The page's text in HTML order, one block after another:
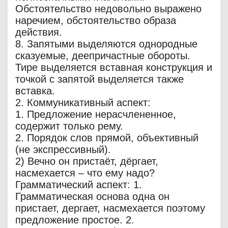
Обстоятельство недовольно выражено
наречием, обстоятельство образа
действия.
8. Запятыми выделяются однородные
сказуемые, деепричастные обороты.
Тире выделяется вставная конструкция и
точкой с запятой выделяется также
вставка.
2. Коммуникативный аспект:
1. Предложение нерасчлененное,
содержит только рему.
2. Порядок слов прямой, объективный
(не экспрессивный).
2) Вечно он пристаёт, дёргает,
насмехается – что ему надо?
Грамматический аспект: 1.
Грамматическая основа одна он
пристает, дергает, насмехается поэтому
предложение простое. 2.